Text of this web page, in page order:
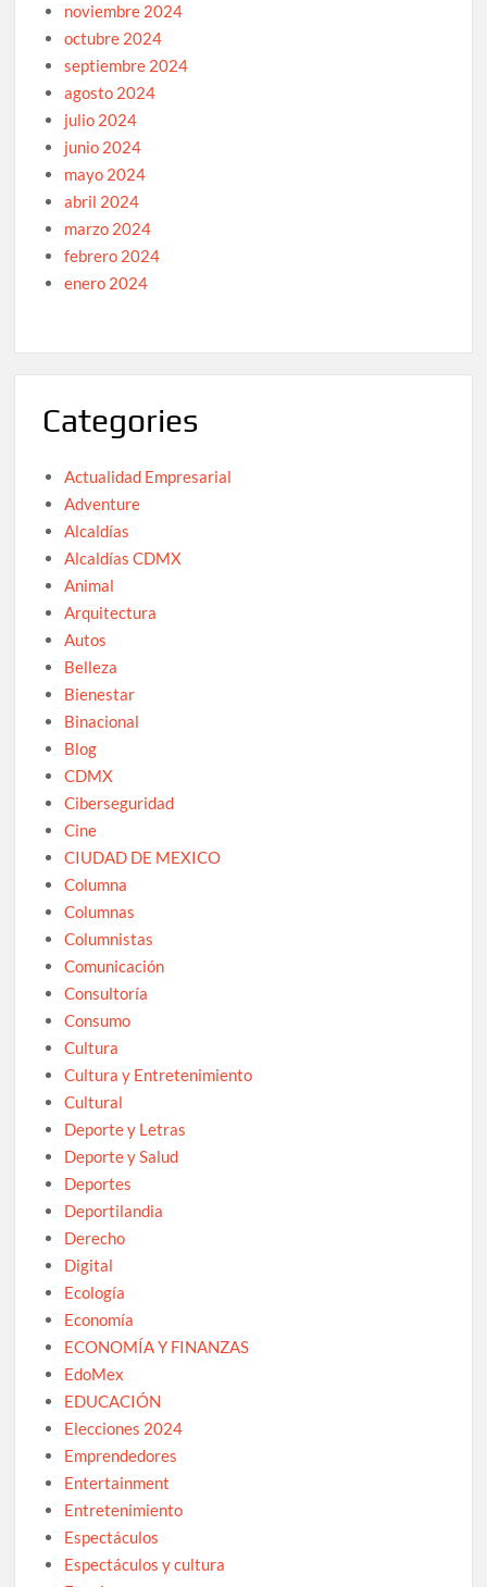
noviembre 2024
octubre 2024
septiembre 2024
agosto 2024
julio 2024
junio 2024
mayo 2024
abril 2024
marzo 2024
febrero 2024
enero 2024
Categories
Actualidad Empresarial
Adventure
Alcaldías
Alcaldías CDMX
Animal
Arquitectura
Autos
Belleza
Bienestar
Binacional
Blog
CDMX
Ciberseguridad
Cine
CIUDAD DE MEXICO
Columna
Columnas
Columnistas
Comunicación
Consultoría
Consumo
Cultura
Cultura y Entretenimiento
Cultural
Deporte y Letras
Deporte y Salud
Deportes
Deportilandia
Derecho
Digital
Ecología
Economía
ECONOMÍA Y FINANZAS
EdoMex
EDUCACIÓN
Elecciones 2024
Emprendedores
Entertainment
Entretenimiento
Espectáculos
Espectáculos y cultura